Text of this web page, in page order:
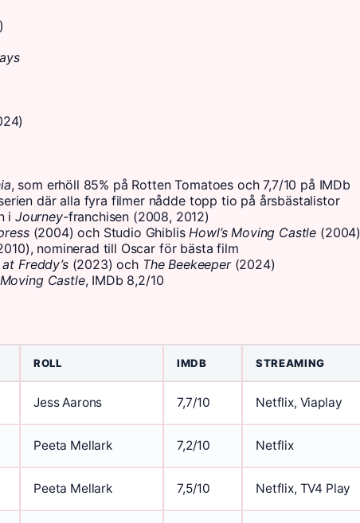
, som erhöll 85% på Rotten Tomatoes och 7,7/10 på IMDb
där alla fyra filmer nådde topp tio på årsbästalistor
i Journey-franchisen (2008, 2012)
(2004) och Studio GhiblisHowl’s Moving Castle (2004)
nominerad till Oscar för bästa film
Freddy’s(2023) och The Beekeeper(2024)
Castle, IMDb 8,2/10
ROLL IMDB STREAMING
Jess Aarons 7,7/10 Netflix, Viaplay
Peeta Mellark 7,2/10 Netflix
Peeta Mellark 7,5/10 Netflix, TV4 Play